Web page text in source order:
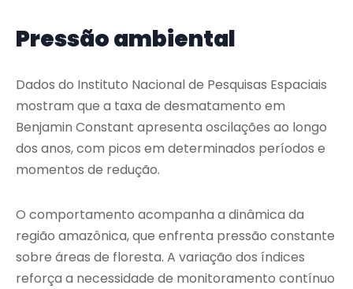
Pressão ambiental
Dados do Instituto Nacional de Pesquisas Espaciais
mostram que a taxa de desmatamento em
Benjamin Constant apresenta oscilações ao longo
dos anos, com picos em determinados períodos e
momentos de redução.
O comportamento acompanha a dinâmica da
região amazônica, que enfrenta pressão constante
sobre áreas de floresta. A variação dos índices
reforça a necessidade de monitoramento contínuo